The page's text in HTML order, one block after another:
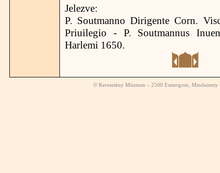
Jelezve:
P. Soutmanno Dirigente Corn.
Priuilegio - P. Soutmannus
Harlemi 1650.
© Keresztény Múzeum – 2500 Esztergom,